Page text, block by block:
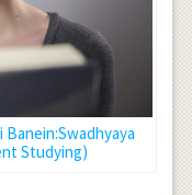
Banein:Swadhyaya
Studying)